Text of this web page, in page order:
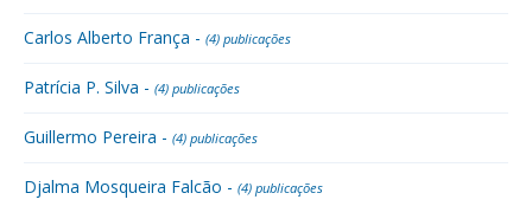
Carlos Alberto França - (4) publicações
Patrícia P. Silva - (4) publicações
Guillermo Pereira - (4) publicações
Djalma Mosqueira Falcão - (4) publicações